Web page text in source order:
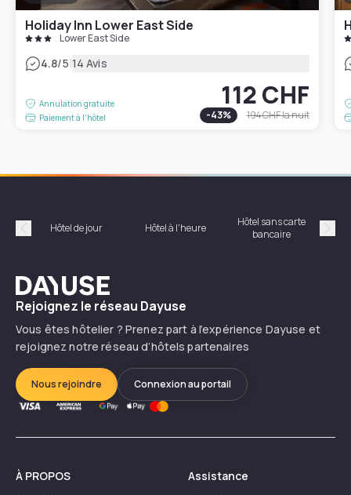
Holiday Inn Lower East Side
Lower East Side
4.8/5|14 Avis
Annulation gratuite
Paiement à l'hôtel
112 CHF
-43% 194 CHFla nuit
Précédent
Hôtel de jour Hôtel à l'heure
Hôtel sans carte
bancaire
Dayuse
Rejoignez le réseau Dayuse
Vous êtes hôtelier ? Prenez part à l’expérience Dayuse et
rejoignez notre réseau d’hôtels partenaires
Nous rejoindre Connexion au portail
À PROPOS Assistance